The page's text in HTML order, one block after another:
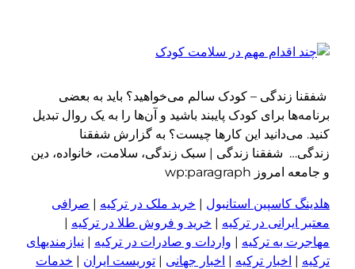
شفقنا زندگی – کودک سالم می‌خواهید؟ باید به بعضی
برنامه‌ها برای کودک پایبند باشید و آن‌ها را به یک روال تبدیل
کنید. می‌دانید این کارها چیست؟ به گزارش شفقنا
زندگی… شفقنا زندگی | سبک زندگی، سلامت، خانواده، دین
و جامعه امروز wp:paragraph
هلدینگ کاسپین استانبول | خرید ملک در ترکیه | صرافی
معتبر ایرانی در ترکیه | خرید و فروش طلا در ترکیه |
مهاجرت به ترکیه | واردات و صادرات در ترکیه | نیازمندیهای
ترکیه | اخبار ترکیه | اخبار جهانی | توریست ایران | خدمات